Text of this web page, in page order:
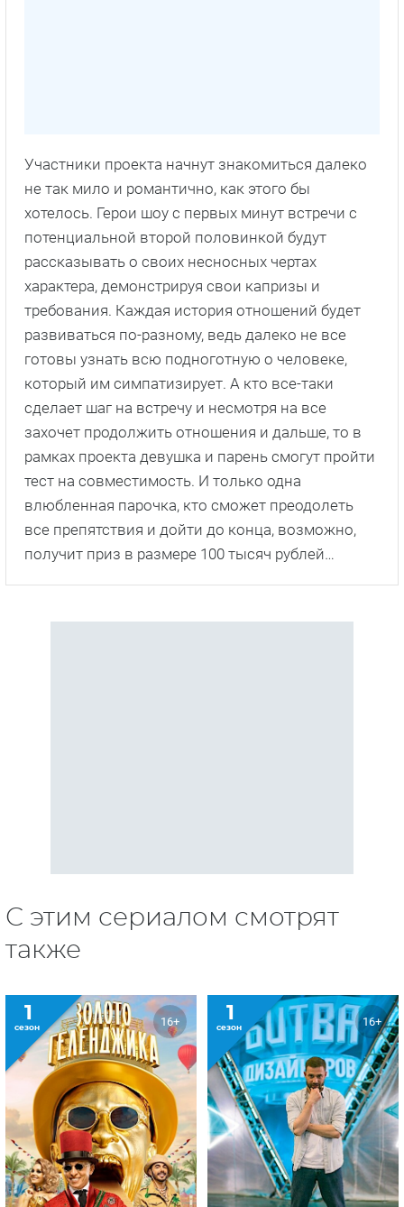
Участники проекта начнут знакомиться далеко
не так мило и романтично, как этого бы
хотелось. Герои шоу с первых минут встречи с
потенциальной второй половинкой будут
рассказывать о своих несносных чертах
характера, демонстрируя свои капризы и
требования. Каждая история отношений будет
развиваться по-разному, ведь далеко не все
готовы узнать всю подноготную о человеке,
который им симпатизирует. А кто все-таки
сделает шаг на встречу и несмотря на все
захочет продолжить отношения и дальше, то в
рамках проекта девушка и парень смогут пройти
тест на совместимость. И только одна
влюбленная парочка, кто сможет преодолеть
все препятствия и дойти до конца, возможно,
получит приз в размере 100 тысяч рублей…
С этим сериалом смотрят
также
1
сезон 16+ 1
сезон 16+